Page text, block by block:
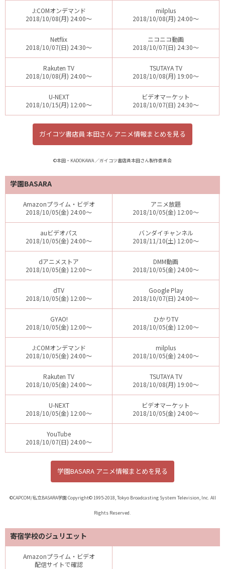
J:COMオンデマンド
2018/10/08(月) 24:00～
milplus
2018/10/08(月) 24:00～
Netflix
2018/10/07(日) 24:30～
ニコニコ動画
2018/10/07(日) 24:30～
Rakuten TV
2018/10/08(月) 24:00～
TSUTAYA TV
2018/10/08(月) 19:00～
U-NEXT
2018/10/15(月) 12:00～
ビデオマーケット
2018/10/07(日) 24:30～
ガイコツ書店員 本田さん アニメ情報まとめを見る
©本田・KADOKAWA ／ガイコツ書店員本田さん製作委員会
学園BASARA
Amazonプライム・ビデオ
2018/10/05(金) 24:00～
アニメ放題
2018/10/05(金) 12:00～
auビデオパス
2018/10/05(金) 24:00～
バンダイチャンネル
2018/11/10(土) 12:00～
dアニメストア
2018/10/05(金) 12:00～
DMM動画
2018/10/05(金) 24:00～
dTV
2018/10/05(金) 12:00～
Google Play
2018/10/07(日) 24:00～
GYAO!
2018/10/05(金) 12:00～
ひかりTV
2018/10/05(金) 12:00～
J:COMオンデマンド
2018/10/05(金) 24:00～
milplus
2018/10/05(金) 24:00～
Rakuten TV
2018/10/05(金) 24:00～
TSUTAYA TV
2018/10/08(月) 19:00～
U-NEXT
2018/10/05(金) 12:00～
ビデオマーケット
2018/10/05(金) 24:00～
YouTube
2018/10/07(日) 24:00～
学園BASARA アニメ情報まとめを見る
©CAPCOM/私立BASARA学園 Copyright© 1995-2018, Tokyo Broadcasting System Television, Inc. All
Rights Reserved.
寄宿学校のジュリエット
Amazonプライム・ビデオ
配信サイトで確認